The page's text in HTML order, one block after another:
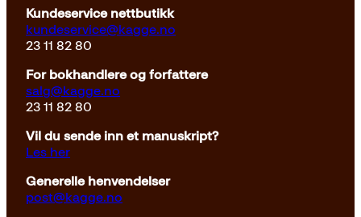
Kundeservice nettbutikk
kundeservice@kagge.no
23 11 82 80
For bokhandlere og forfattere
salg@kagge.no
23 11 82 80
Vil du sende inn et manuskript?
Les her
Generelle henvendelser
post@kagge.no